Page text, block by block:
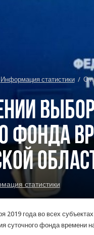
Информация статистики / О
фонда
статистики
2019 года во всех
суточного фонда времени